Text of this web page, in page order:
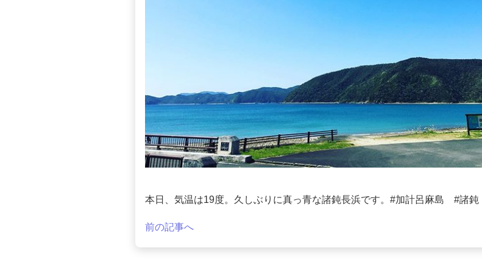
本日、気温は19度。久しぶりに真っ青な諸鈍長浜です。#加計呂麻島 #諸鈍
前の記事へ